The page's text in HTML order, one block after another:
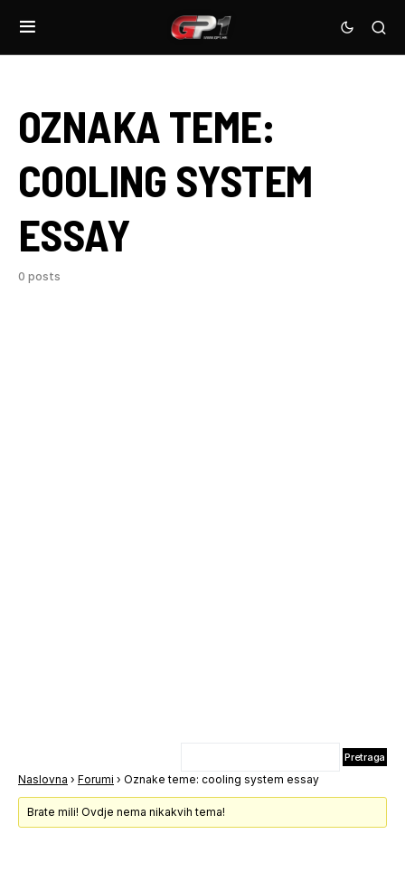
OZNAKA TEME:
COOLING SYSTEM
ESSAY
0 posts
Naslovna › Forumi › Oznake teme: cooling system essay
Brate mili! Ovdje nema nikakvih tema!